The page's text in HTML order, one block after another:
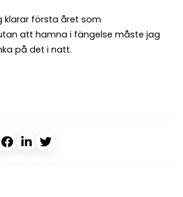
klarar första året som
att hamna i fängelse måste jag
på det i natt.